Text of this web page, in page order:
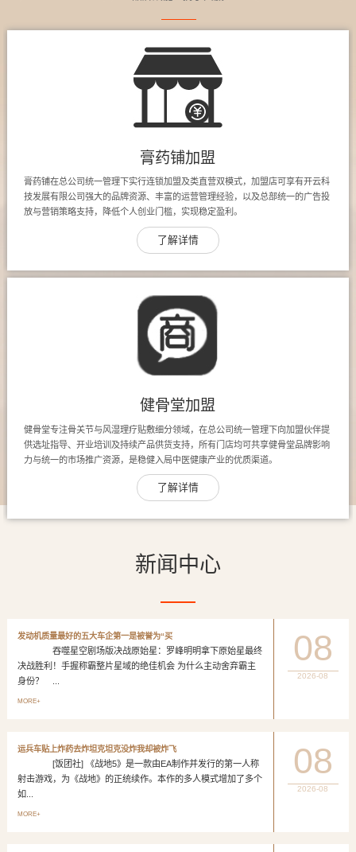
膏药铺加盟
膏药铺在总公司统一管理下实行连锁加盟及类直营双模式，加盟店可享有开云科
技发展有限公司强大的品牌资源、丰富的运营管理经验，以及总部统一的广告投
放与营销策略支持，降低个人创业门槛，实现稳定盈利。
了解详情
健骨堂加盟
健骨堂专注骨关节与风湿理疗贴敷细分领域，在总公司统一管理下向加盟伙伴提
供选址指导、开业培训及持续产品供货支持，所有门店均可共享健骨堂品牌影响
力与统一的市场推广资源，是稳健入局中医健康产业的优质渠道。
了解详情
新闻中心
发动机质量最好的五大车企第一是被誉为“买
吞噬星空剧场版决战原始星：罗峰明明拿下原始星最终
决战胜利！手握称霸整片星域的绝佳机会 为什么主动舍弃霸主
身份？ ...
MORE+
08
2026-08
运兵车贴上炸药去炸坦克坦克没炸我却被炸飞
[饭团社] 《战地5》是一款由EA制作并发行的第一人称
射击游戏，为《战地》的正统续作。本作的多人模式增加了多个
如...
MORE+
08
2026-08